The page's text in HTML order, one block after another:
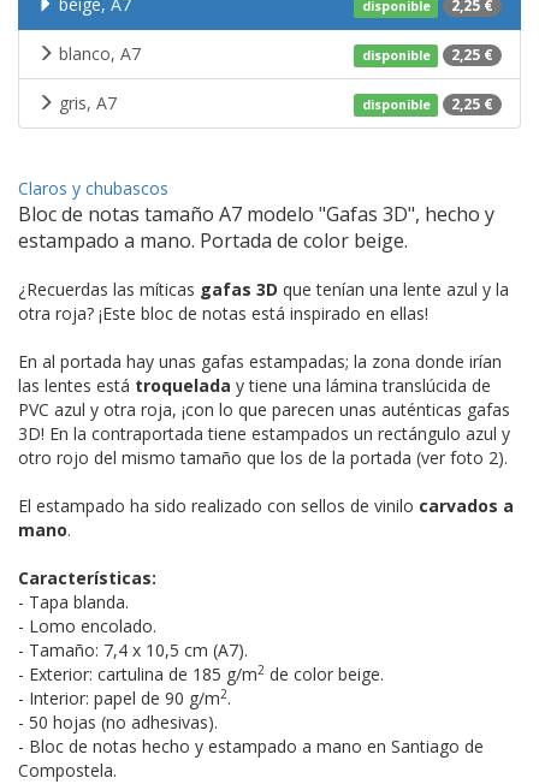
disponible 2,25 €
disponible 2,25 €
blanco, A7
disponible 2,25 €
gris, A7
Claros y chubascos
Bloc de notas tamaño A7 modelo "Gafas 3D", hecho y
estampado a mano. Portada de color beige.
¿Recuerdas las míticas gafas 3D que tenían una lente azul y la
otra roja? ¡Este bloc de notas está inspirado en ellas!
En al portada hay unas gafas estampadas; la zona donde irían
las lentes está troquelada y tiene una lámina translúcida de
PVC azul y otra roja, ¡con lo que parecen unas auténticas gafas
3D! En la contraportada tiene estampados un rectángulo azul y
otro rojo del mismo tamaño que los de la portada (ver foto 2).
El estampado ha sido realizado con sellos de vinilo carvados a
mano.
Características:
- Tapa blanda.
- Lomo encolado.
- Tamaño: 7,4 x 10,5 cm (A7).
- Exterior: cartulina de 185 g/m2 de color beige.
- Interior: papel de 90 g/m2.
- 50 hojas (no adhesivas).
- Bloc de notas hecho y estampado a mano en Santiago de
Compostela.